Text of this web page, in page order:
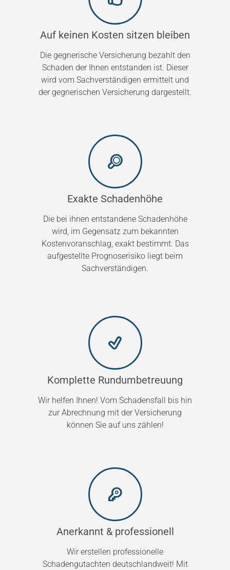
Auf keinen Kosten sitzen bleiben
Die gegnerische Versicherung bezahlt den
Schaden der Ihnen entstanden ist. Dieser
wird vom Sachverständigen ermittelt und
der gegnerischen Versicherung dargestellt.
Exakte Schadenhöhe
Die bei ihnen entstandene Schadenhöhe
wird, im Gegensatz zum bekannten
Kostenvoranschlag, exakt bestimmt. Das
aufgestellte Prognoserisiko liegt beim
Sachverständigen.
Komplette Rundumbetreuung
Wir helfen Ihnen! Vom Schadensfall bis hin
zur Abrechnung mit der Versicherung
können Sie auf uns zählen!
Anerkannt & professionell
Wir erstellen professionelle
Schadengutachten deutschlandweit! Mit